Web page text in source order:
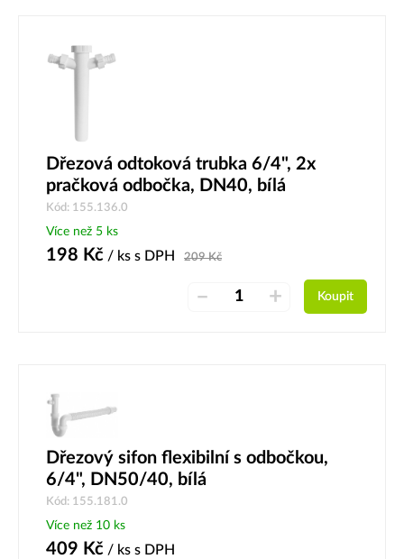
Dřezová odtoková trubka 6/4", 2x
pračková odbočka, DN40, bílá
Kód: 155.136.0
Více než 5 ks
198 Kč / ks s DPH 209Kč
– + Koupit
Dřezový sifon flexibilní s odbočkou,
6/4", DN50/40, bílá
Kód: 155.181.0
Více než 10 ks
409 Kč / ks s DPH